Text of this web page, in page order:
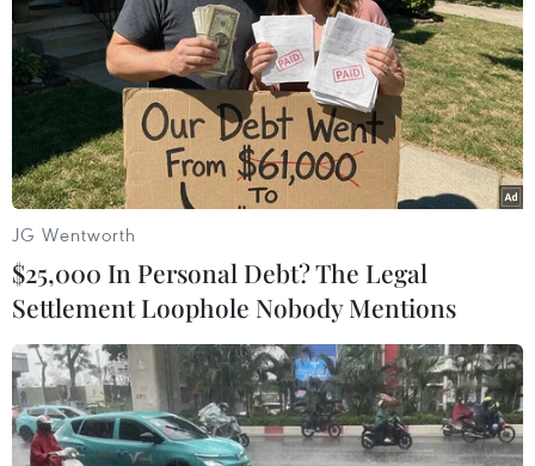
Trí tuệ nhân tạo, nền kinh tế nền
tảng và sự thay đổi công nghệ
được Nga xác định là ba xu
hướng chính của nền kinh tế trong
10 năm tới, thúc đẩy tự động hóa,
sáng tạo và hiệu quả lao động.
JG Wentworth
$25,000 In Personal Debt? The Legal
Settlement Loophole Nobody Mentions